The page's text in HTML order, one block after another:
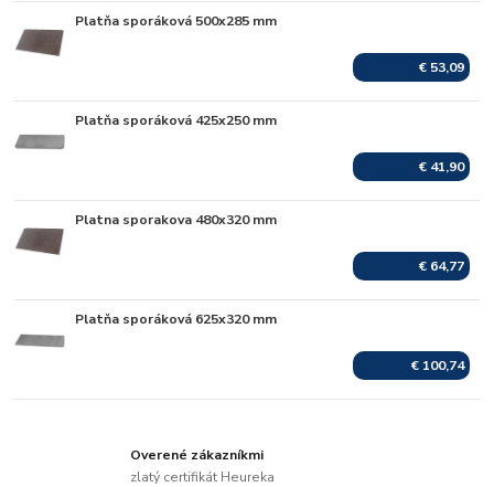
Platňa sporáková 500x285 mm
€ 53,09
Platňa sporáková 425x250 mm
€ 41,90
Platna sporakova 480x320 mm
€ 64,77
Platňa sporáková 625x320 mm
€ 100,74
Overené zákazníkmi
zlatý certifikát Heureka